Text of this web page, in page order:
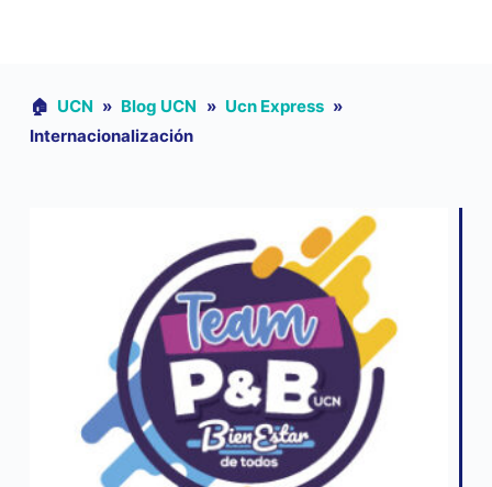
🏠︎ UCN » Blog UCN » Ucn Express »
Internacionalización